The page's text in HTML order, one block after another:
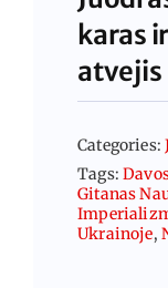
karas
atvejis
Categories:
Tags:
Gitanas
Ukrainoje,